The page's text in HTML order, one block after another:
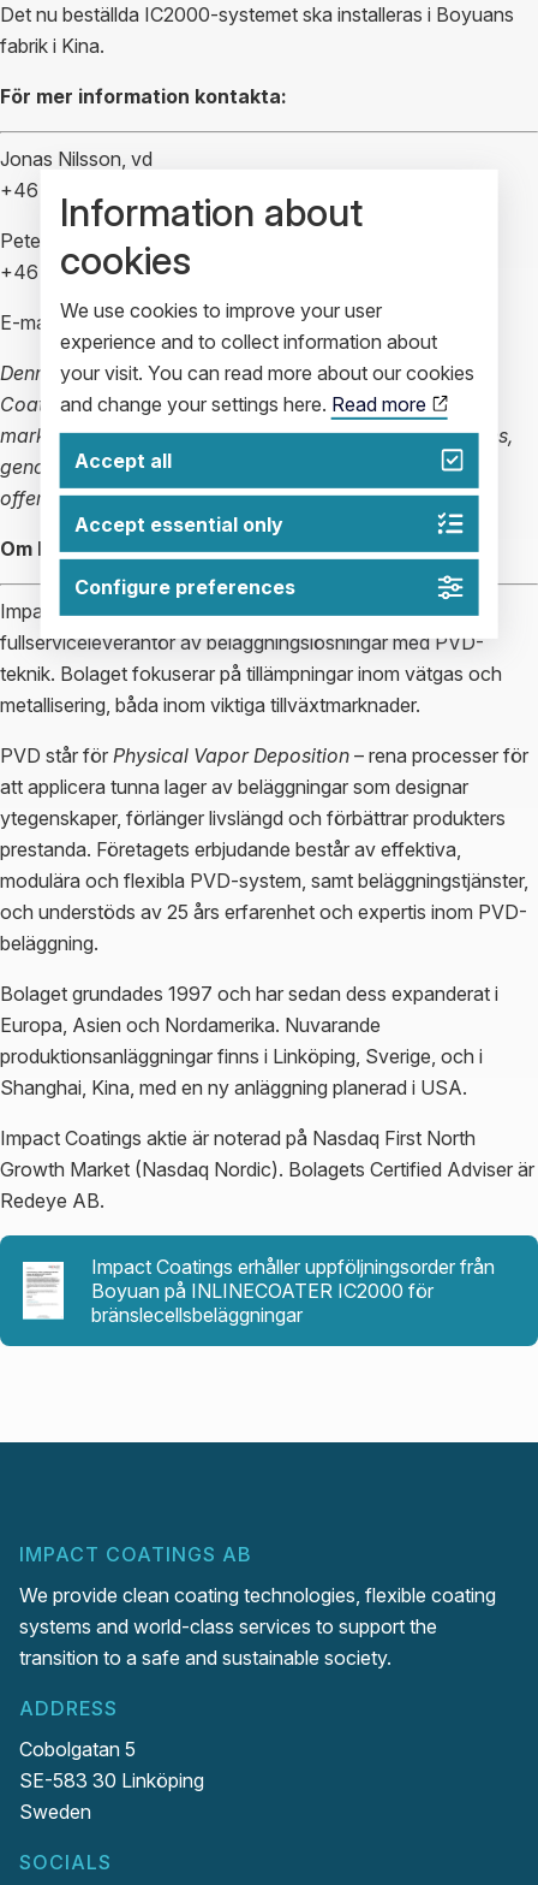
Det nu beställda IC2000-systemet ska installeras i Boyuans
fabrik i Kina.
För mer information kontakta:
Jonas Nilsson, vd
+46 70 731 09 04
Peter Högfeldt, Director IR
+46 708 87 44 34
E-mail:investors@impactcoatings.com
Denna information är sådan information som Impact
Coatings är skyldigt att offentliggöra enligt EU:s
marknadsmissbruksförordning. Informationen lämnades,
genom ovanstående kontaktperson[er]s försorg, för
offentliggörande den 2024-07-27 13:39 CEST.
Om Impact Coatings
Impact Coatings är en global teknikledare och
fullserviceleverantör av beläggningslösningar med PVD-
teknik. Bolaget fokuserar på tillämpningar inom vätgas och
metallisering, båda inom viktiga tillväxtmarknader.
PVD står för Physical Vapor Deposition – rena processer för
att applicera tunna lager av beläggningar som designar
ytegenskaper, förlänger livslängd och förbättrar produkters
prestanda. Företagets erbjudande består av effektiva,
modulära och flexibla PVD-system, samt beläggningstjänster,
och understöds av 25 års erfarenhet och expertis inom PVD-
beläggning.
Bolaget grundades 1997 och har sedan dess expanderat i
Europa, Asien och Nordamerika. Nuvarande
produktionsanläggningar finns i Linköping, Sverige, och i
Shanghai, Kina, med en ny anläggning planerad i USA.
Impact Coatings aktie är noterad på Nasdaq First North
Growth Market (Nasdaq Nordic). Bolagets Certified Adviser är
Redeye AB.
Impact Coatings erhåller uppföljningsorder från
Boyuan på INLINECOATER IC2000 för
bränslecellsbeläggningar
IMPACT COATINGS AB
We provide clean coating technologies, flexible coating
systems and world-class services to support the
transition to a safe and sustainable society.
ADDRESS
Cobolgatan 5
SE-583 30 Linköping
Sweden
SOCIALS
Information about
cookies
We use cookies to improve your user
experience and to collect information about
your visit. You can read more about our cookies
and change your settings here. Read more
Accept all
Accept essential only
Configure preferences